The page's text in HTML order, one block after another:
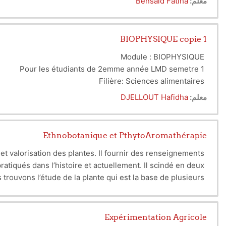
BIOPHYSIQUE copie 1
Module : BIOPHYSIQUE
Pour les étudiants de 2emme année LMD semetre 1
Filière: Sciences alimentaires
Filière: Biotechnologie
Filière: Ecologie et environnement
معلم: DJELLOUT Hafidha
Ethnobotanique et PthytoAromathérapie
valorisation des plantes. Il fournir des renseignements
dans l’histoire et actuellement. Il scindé en deux
l’étude de la plante qui est la base de plusieurs
les âges et l’influence de l’environnement et des
propriétés médicinales des plantes et garde toujours
du patrimoine végétal locale et de la santé.
Expérimentation Agricole